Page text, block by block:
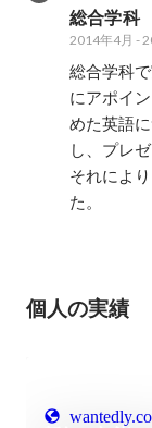
総合学科
2014年4月 -
総合学科
にアポイ
めた英語
し、プレ
それによ
た。
個人の実績